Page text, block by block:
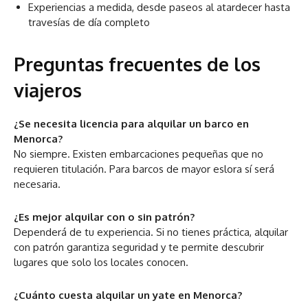
Experiencias a medida, desde paseos al atardecer hasta
travesías de día completo
Preguntas frecuentes de los
viajeros
¿Se necesita licencia para alquilar un barco en
Menorca?
No siempre. Existen embarcaciones pequeñas que no
requieren titulación. Para barcos de mayor eslora sí será
necesaria.
¿Es mejor alquilar con o sin patrón?
Dependerá de tu experiencia. Si no tienes práctica, alquilar
con patrón garantiza seguridad y te permite descubrir
lugares que solo los locales conocen.
¿Cuánto cuesta alquilar un yate en Menorca?